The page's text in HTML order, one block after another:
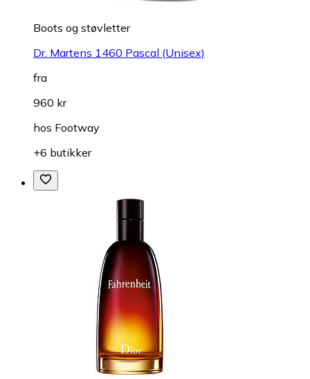
Boots og støvletter
Dr. Martens 1460 Pascal (Unisex)
fra
960 kr
hos Footway
+6 butikker